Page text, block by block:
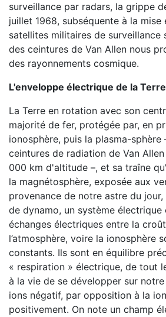
surveillance par radars, la grippe
juillet 1968, subséquente à la mise
satellites militaires de surveillance
des ceintures de Van Allen nous
des rayonnements cosmique.
L'enveloppe électrique de la Terre
La Terre en rotation avec son
majorité de fer, protégée par, en
ionosphère, puis la plasma-sphère
ceintures de radiation de Van
000 km d'altitude –, et sa traîne
la magnétosphère, exposée aux
provenance de notre astre du
de dynamo, un système électrique
échanges électriques entre la
l’atmosphère, voire la ionosphère
constants. Ils sont en équilibre
« respiration » électrique, de tout
à la vie de se développer sur
ions négatif, par opposition à la
positivement. On note un champ